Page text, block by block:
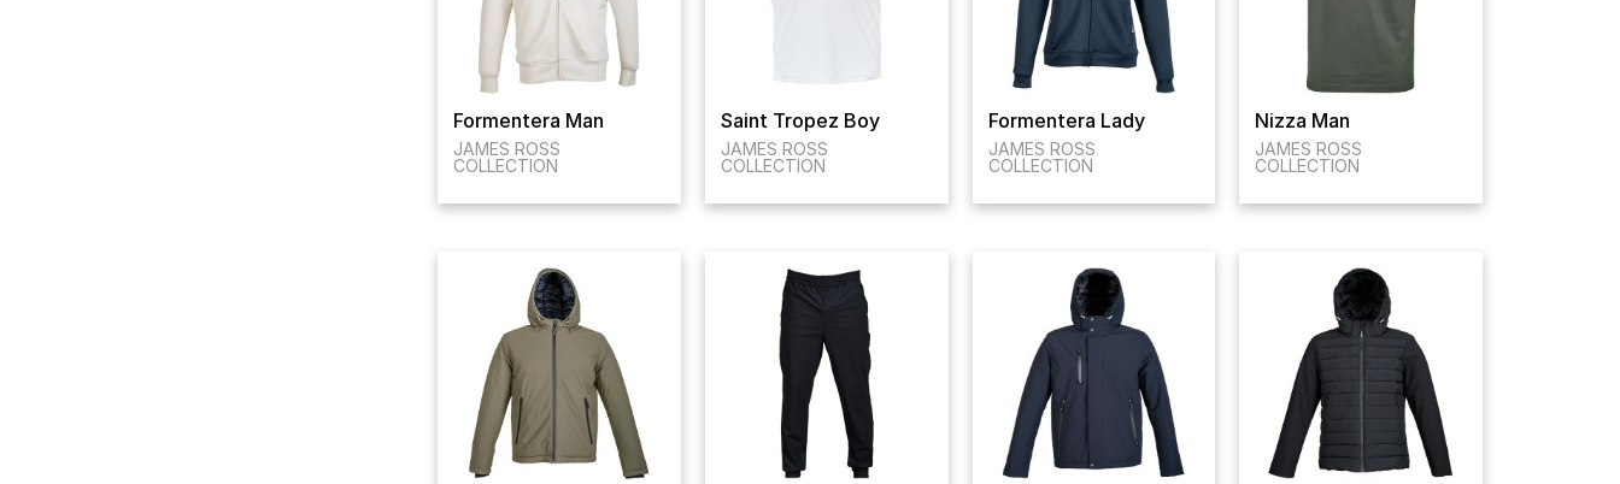
Formentera Man
JAMES ROSS
COLLECTION
Saint Tropez Boy
JAMES ROSS
COLLECTION
Formentera Lady
JAMES ROSS
COLLECTION
Nizza Man
JAMES ROSS
COLLECTION